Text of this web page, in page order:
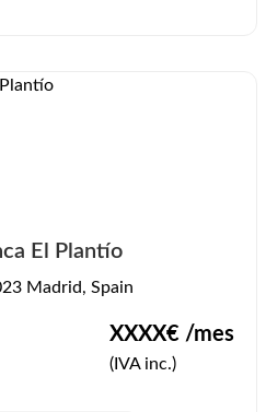
El Plantío
Madrid, Spain
XXXX€ /mes
(IVA inc.)